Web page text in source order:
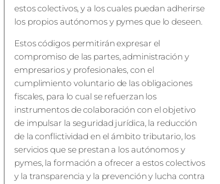
estos colectivos, y a los cuales puedan adherirse
los propios autónomos y pymes que lo deseen.
Estos códigos permitirán expresar el
compromiso de las partes, administración y
empresarios y profesionales, con el
cumplimiento voluntario de las obligaciones
fiscales, para lo cual se refuerzan los
instrumentos de colaboración con el objetivo
de impulsar la seguridad jurídica, la reducción
de la conflictividad en el ámbito tributario, los
servicios que se prestan a los autónomos y
pymes, la formación a ofrecer a estos colectivos
y la transparencia y la prevención y lucha contra